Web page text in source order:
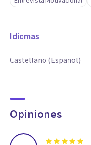
Idiomas
Castellano (Español)
Opiniones